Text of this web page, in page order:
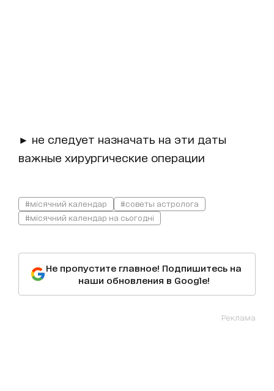
► не следует назначать на эти даты
важные хирургические операции
#місячний календар
#советы астролога
#місячний календар на сьогодні
Не пропустите главное! Подпишитесь на
наши обновления в Google!
Реклама